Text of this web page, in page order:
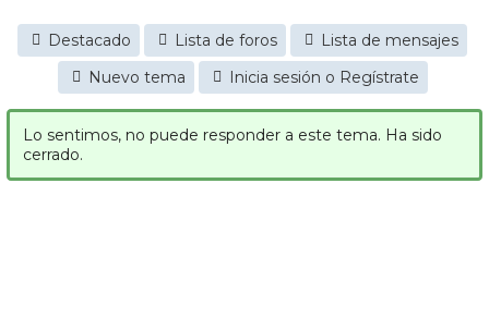
Destacado Lista de foros
Lista de mensajes
Nuevo tema
Inicia sesión o Regístrate
Lo sentimos, no puede responder a este tema. Ha sido
cerrado.